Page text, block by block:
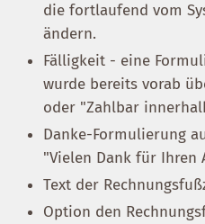
die fortlaufend vom
ändern.
Fälligkeit - eine
wurde bereits vorab
oder "Zahlbar
Danke-Formulierung
"Vielen Dank für Ihren
Text der
Option den